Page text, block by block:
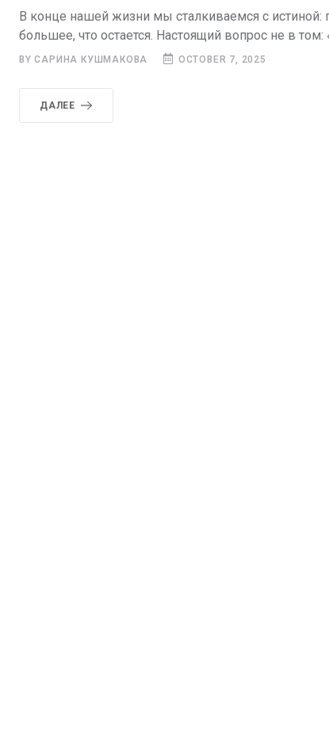
В конце нашей жизни мы сталкиваемся с истиной:
большее, что остается. Настоящий вопрос не в
BY САРИНА КУШМАКОВА OCTOBER 7, 2025
ДАЛЕЕ